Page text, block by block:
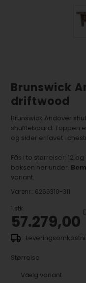
Brunswick
driftwood
Brunswick Andover
shuffleboard: Toppen
og sider er lavet i
Fås i to størrelser: 12
boksen her under.
variant.
Varenr.: 6266310-311
1 stk.
57.279,00
Størrelse